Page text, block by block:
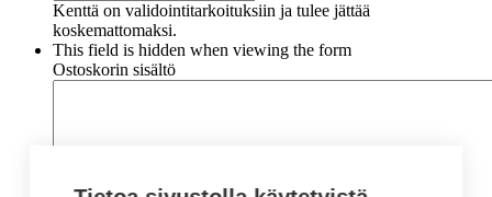
Kenttä on validointitarkoituksiin ja tulee jättää
koskemattomaksi.
This field is hidden when viewing the form
Ostoskorin sisältö